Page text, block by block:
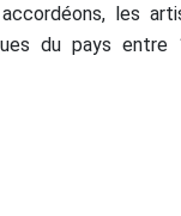
les
du pays